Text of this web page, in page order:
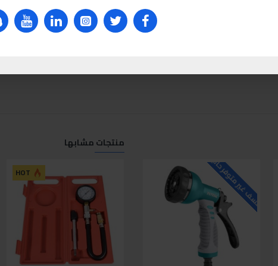
للاسف غير متوفر حاليا HOT للاسف غير متوفر حاليا
منتجات مشابها
HOT